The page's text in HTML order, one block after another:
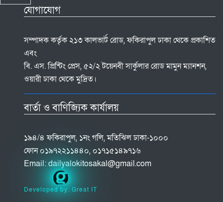
যোগাযোগ
সম্পাদক কর্তৃক ২১৩ কালভার্ট রোড, ফকিরাপুল ঢাকা থেকে প্রকাশিত
এবং
বি. এস. প্রিন্টিং প্রেস, ৫২/২ টয়েনবী সার্কুলার রোড মামুন ম্যানশন,
ওয়ারী ঢাকা থেকে মুদ্রিত।
বার্তা ও বাণিজ্যিক কার্যালয়
১৯৪/৪ ফকিরাপুল, ১নং গলি, মতিঝিল ঢাকা-১০০০
ফোন ০১৯৭২২১১৪৪০, ০১৭১৫১৪৯৭১৬
Email:dailyalokitosakal@gmail.com
Developed by: Great IT